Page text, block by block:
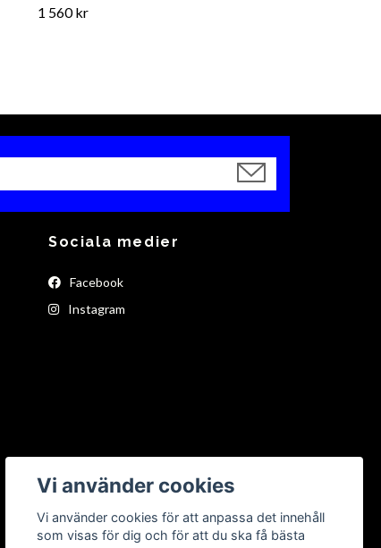
1 560 kr
Sociala medier
Facebook
Instagram
Vi använder cookies
Vi använder cookies för att anpassa det innehåll
som visas för dig och för att du ska få bästa